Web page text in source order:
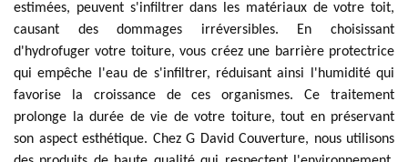
estimées, peuvent s'infiltrer dans les matériaux de votre toit,
causant des dommages irréversibles. En choisissant
d'hydrofuger votre toiture, vous créez une barrière protectrice
qui empêche l'eau de s'infiltrer, réduisant ainsi l'humidité qui
favorise la croissance de ces organismes. Ce traitement
prolonge la durée de vie de votre toiture, tout en préservant
son aspect esthétique. Chez G David Couverture, nous utilisons